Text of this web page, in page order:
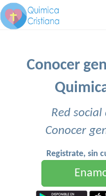
Conocer
Red
Conocer
Registrate, sin